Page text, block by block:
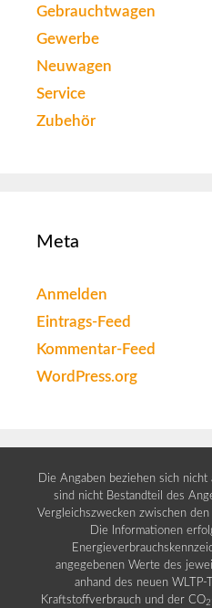
Gebrauchtwagen
Gewerbe
Neuwagen
Service
Zubehör
Meta
Anmelden
Eintrags-Feed
Kommentar-Feed
WordPress.org
Die Angaben beziehen sich
sind nicht Bestandteil des
Vergleichszwecken zwischen
Die Informationen
angegebenen Werte des
anhand des neuen
Kraftstoffverbrauch und der CO2